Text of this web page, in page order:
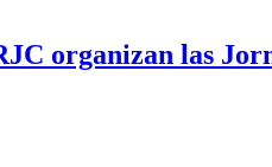
organizan las